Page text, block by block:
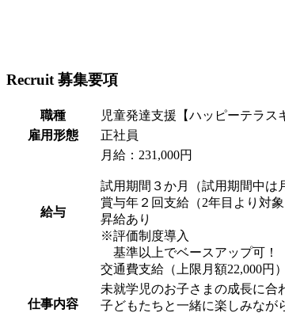
Recruit 募集要項
職種
児童発達支援【ハッピーテラス
雇用形態
正社員
給与
月給：231,000円
試用期間３か月（試用期間中は
賞与年２回支給（2年目より対象
昇給あり
※評価制度導入
基準以上でベースアップ可！
交通費支給（上限月額22,000円）
仕事内容
未就学児のお子さまの成長に合
子どもたちと一緒に楽しみなが